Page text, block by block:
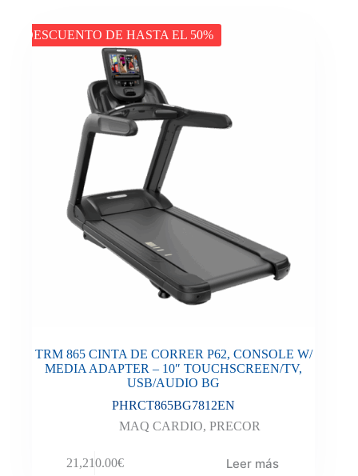
DESCUENTO DE HASTA EL 50%
TRM 865 CINTA DE CORRER P62, CONSOLE W/
MEDIA ADAPTER – 10″ TOUCHSCREEN/TV,
USB/AUDIO BG
PHRCT865BG7812EN
MAQ CARDIO, PRECOR
21,210.00€ Leer más